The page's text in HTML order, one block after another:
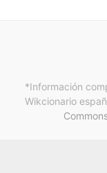
*Información
Wikcionario